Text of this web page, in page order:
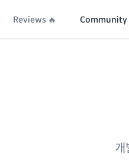
Reviews 🔥 Community
개